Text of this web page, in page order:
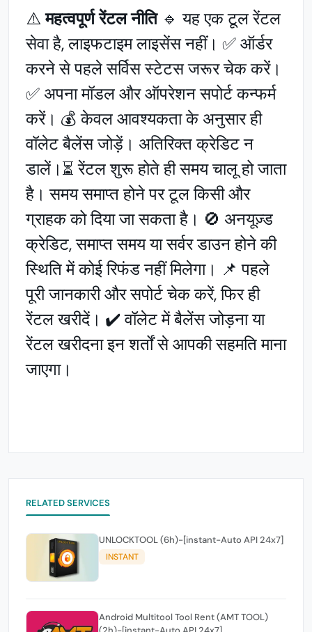
⚠️महत्वपूर्ण रेंटल नीति🔹 यह एक टूल रेंटल
सेवा है, लाइफटाइम लाइसेंस नहीं। ✅ ऑर्डर
करने से पहले सर्विस स्टेटस जरूर चेक करें।
✅ अपना मॉडल और ऑपरेशन सपोर्ट कन्फर्म
करें। 💰 केवल आवश्यकता के अनुसार ही
वॉलेट बैलेंस जोड़ें। अतिरिक्त क्रेडिट न
डालें।⏳ रेंटल शुरू होते ही समय चालू हो जाता
है। समय समाप्त होने पर टूल किसी और
ग्राहक को दिया जा सकता है। 🚫 अनयूज़्ड
क्रेडिट, समाप्त समय या सर्वर डाउन होने की
स्थिति में कोई रिफंड नहीं मिलेगा। 📌 पहले
पूरी जानकारी और सपोर्ट चेक करें, फिर ही
रेंटल खरीदें। ✔️ वॉलेट में बैलेंस जोड़ना या
रेंटल खरीदना इन शर्तों से आपकी सहमति माना
जाएगा।
RELATED SERVICES
UNLOCKTOOL (6h)-[instant-Auto API 24x7]
INSTANT
Android Multitool Tool Rent (AMT TOOL)